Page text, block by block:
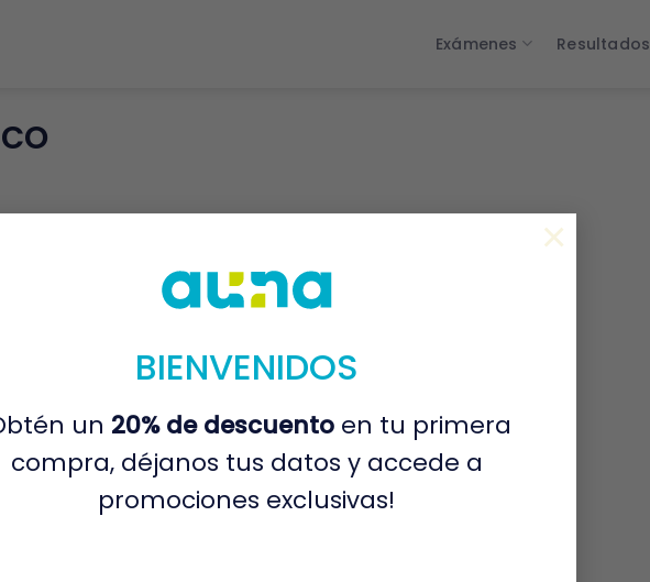
BIENVENIDOS
un 20% de descuento en tu primera
compra, déjanos tus datos y accede a
promociones exclusivas!
×
Exámenes Resultados